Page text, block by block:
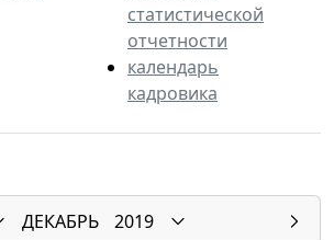
статистической
отчетности
календарь
кадровика
ДЕКАБРЬ
2019